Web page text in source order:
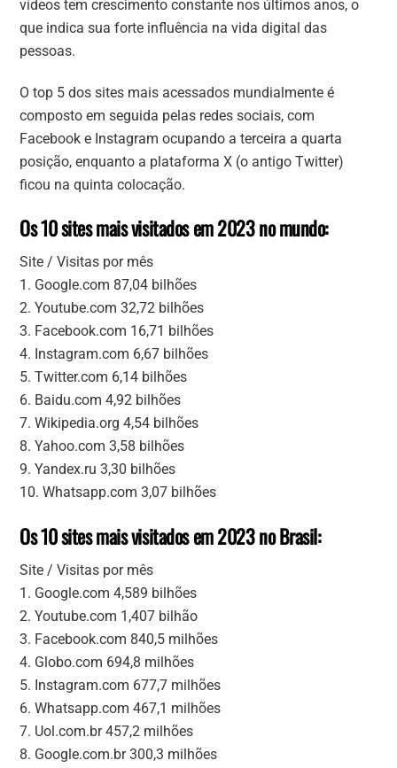
vídeos tem crescimento constante nos últimos anos, o
que indica sua forte influência na vida digital das
pessoas.
O top 5 dos sites mais acessados mundialmente é
composto em seguida pelas redes sociais, com
Facebook e Instagram ocupando a terceira a quarta
posição, enquanto a plataforma X (o antigo Twitter)
ficou na quinta colocação.
Os 10 sites mais visitados em 2023 no mundo:
Site / Visitas por mês
1. Google.com 87,04 bilhões
2. Youtube.com 32,72 bilhões
3. Facebook.com 16,71 bilhões
4. Instagram.com 6,67 bilhões
5. Twitter.com 6,14 bilhões
6. Baidu.com 4,92 bilhões
7. Wikipedia.org 4,54 bilhões
8. Yahoo.com 3,58 bilhões
9. Yandex.ru 3,30 bilhões
10. Whatsapp.com 3,07 bilhões
Os 10 sites mais visitados em 2023 no Brasil:
Site / Visitas por mês
1. Google.com 4,589 bilhões
2. Youtube.com 1,407 bilhão
3. Facebook.com 840,5 milhões
4. Globo.com 694,8 milhões
5. Instagram.com 677,7 milhões
6. Whatsapp.com 467,1 milhões
7. Uol.com.br 457,2 milhões
8. Google.com.br 300,3 milhões